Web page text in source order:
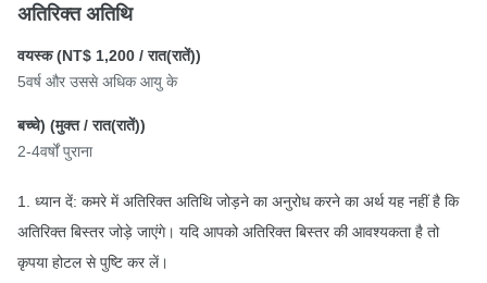
अतिरिक्त अतिथि
वयस्क (NT$ 1,200 / रात(रातें))
5वर्ष और उससे अधिक आयु के
बच्चे) (मुक्त/ रात(रातें))
2-4वर्षों पुराना
1. ध्यान दें: कमरे में अतिरिक्त अतिथि जोड़ने का अनुरोध करने का अर्थ यह नहीं है कि
अतिरिक्त बिस्तर जोड़े जाएंगे। यदि आपको अतिरिक्त बिस्तर की आवश्यकता है तो
कृपया होटल से पुष्टि कर लें।